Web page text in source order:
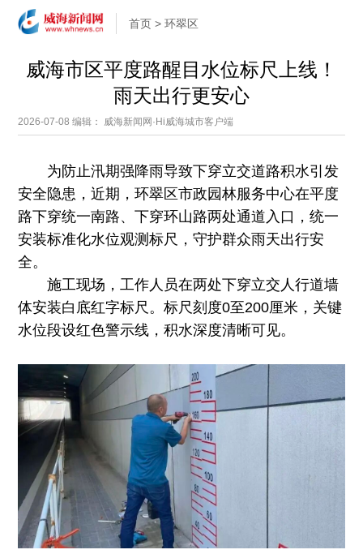
首页 >环翠区
威海市区平度路醒目水位标尺上线！
雨天出行更安心
2026-07-08编辑： 威海新闻网·Hi威海城市客户端
为防止汛期强降雨导致下穿立交道路积水引发
安全隐患，近期，环翠区市政园林服务中心在平度
路下穿统一南路、下穿环山路两处通道入口，统一
安装标准化水位观测标尺，守护群众雨天出行安
全。
施工现场，工作人员在两处下穿立交人行道墙
体安装白底红字标尺。标尺刻度0至200厘米，关键
水位段设红色警示线，积水深度清晰可见。